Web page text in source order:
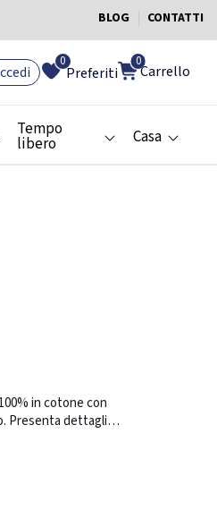
BLOG CONTATTI
Preferiti
0 0
Carrello
Tempo
libero Casa
in cotone con
Presenta dettagli
un passaporto